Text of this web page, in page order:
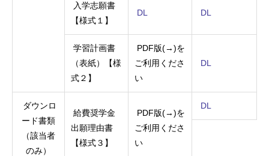
入学志願書
【様式１】
DL DL
学習計画書
（表紙）【様
式２】
PDF版(→)を
ご利用くださ
い
DL
ダウンロ
ード書類
（該当者
のみ）
給費奨学金
出願理由書
【様式３】
PDF版(→)を
ご利用くださ
い
DL